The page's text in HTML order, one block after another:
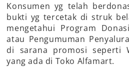
Konsumen yg telah
bukti yg tercetak di struk
mengetahui Program
atau Pengumuman
di sarana promosi seperti
yang ada di Toko Alfamart.